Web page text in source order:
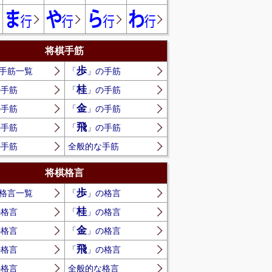
将棋手筋
筋一覧 「歩 」の手筋
筋
「桂 」の手筋
筋
「金 」の手筋
筋
「飛 」の手筋
筋
全般的な手筋
将棋格言
言一覧 「歩 」の格言
言
「桂 」の格言
言
「金 」の格言
言
「飛 」の格言
言
全般的な格言